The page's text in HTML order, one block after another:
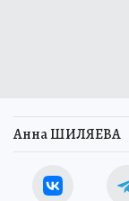
Анна ШИЛЯЕВА